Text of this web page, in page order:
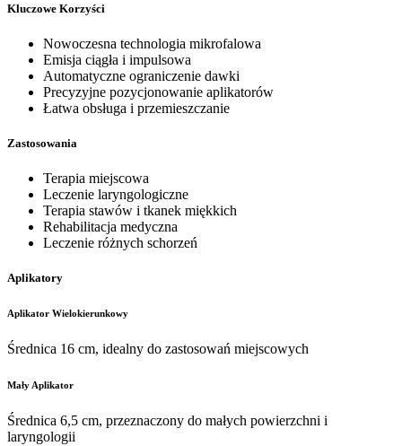
Kluczowe Korzyści
Nowoczesna technologia mikrofalowa
Emisja ciągła i impulsowa
Automatyczne ograniczenie dawki
Precyzyjne pozycjonowanie aplikatorów
Łatwa obsługa i przemieszczanie
Zastosowania
Terapia miejscowa
Leczenie laryngologiczne
Terapia stawów i tkanek miękkich
Rehabilitacja medyczna
Leczenie różnych schorzeń
Aplikatory
Aplikator Wielokierunkowy
Średnica 16 cm, idealny do zastosowań miejscowych
Mały Aplikator
Średnica 6,5 cm, przeznaczony do małych powierzchni i
laryngologii